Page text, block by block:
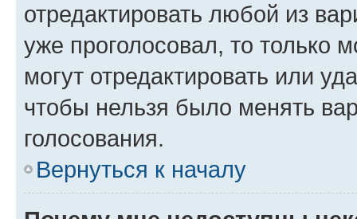
отредактировать любой из
уже проголосовал, то только
могут отредактировать или
чтобы нельзя было менять
голосования.
Вернуться к началу